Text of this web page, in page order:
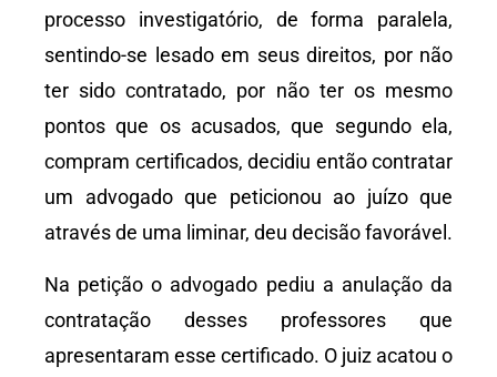
processo investigatório, de forma paralela,
sentindo-se lesado em seus direitos, por não
ter sido contratado, por não ter os mesmo
pontos que os acusados, que segundo ela,
compram certificados, decidiu então contratar
um advogado que peticionou ao juízo que
através de uma liminar, deu decisão favorável.
Na petição o advogado pediu a anulação da
contratação desses professores que
apresentaram esse certificado. O juiz acatou o